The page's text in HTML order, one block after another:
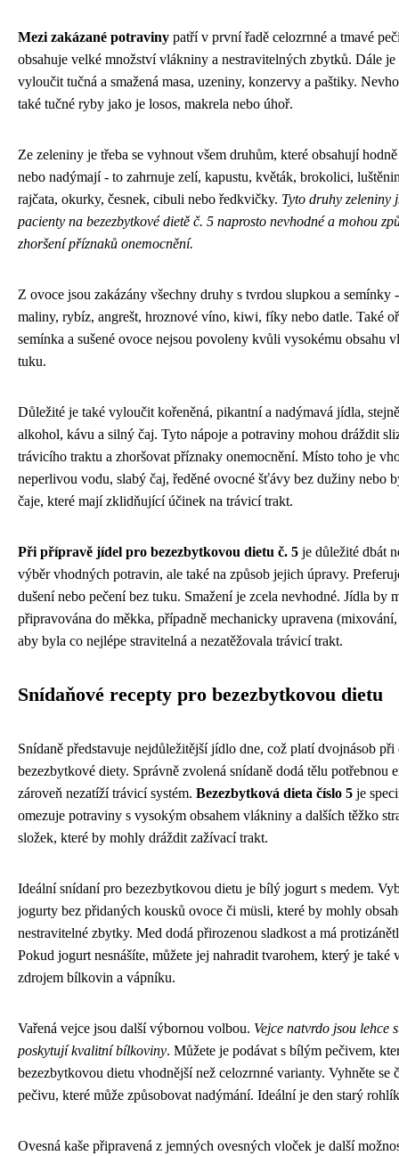
Mezi zakázané potraviny patří v první řadě celozrnné a tmavé
obsahuje velké množství vlákniny a nestravitelných zbytků. Dále je
vyloučit tučná a smažená masa, uzeniny, konzervy a paštiky.
také tučné ryby jako je losos, makrela nebo úhoř.
Ze zeleniny je třeba se vyhnout všem druhům, které obsahují
nebo nadýmají - to zahrnuje zelí, kapustu, květák, brokolici,
rajčata, okurky, česnek, cibuli nebo ředkvičky. Tyto druhy zeleniny
pacienty na bezezbytkové dietě č. 5 naprosto nevhodné a mohou
zhoršení příznaků onemocnění.
Z ovoce jsou zakázány všechny druhy s tvrdou slupkou a semínky
maliny, rybíz, angrešt, hroznové víno, kiwi, fíky nebo datle. Také
semínka a sušené ovoce nejsou povoleny kvůli vysokému obsahu
tuku.
Důležité je také vyloučit kořeněná, pikantní a nadýmavá jídla,
alkohol, kávu a silný čaj. Tyto nápoje a potraviny mohou dráždit
trávicího traktu a zhoršovat příznaky onemocnění. Místo toho je
neperlivou vodu, slabý čaj, ředěné ovocné šťávy bez dužiny nebo
čaje, které mají zklidňující účinek na trávicí trakt.
Při přípravě jídel pro bezezbytkovou dietu č. 5 je důležité dbát
výběr vhodných potravin, ale také na způsob jejich úpravy.
dušení nebo pečení bez tuku. Smažení je zcela nevhodné. Jídla by
připravována do měkka, případně mechanicky upravena
aby byla co nejlépe stravitelná a nezatěžovala trávicí trakt.
Snídaňové recepty pro bezezbytkovou dietu
Snídaně představuje nejdůležitější jídlo dne, což platí dvojnásob
bezezbytkové diety. Správně zvolená snídaně dodá tělu potřebnou
zároveň nezatíží trávicí systém. Bezezbytková dieta číslo 5 je
omezuje potraviny s vysokým obsahem vlákniny a dalších těžko
složek, které by mohly dráždit zažívací trakt.
Ideální snídaní pro bezezbytkovou dietu je bílý jogurt s medem.
jogurty bez přidaných kousků ovoce či müsli, které by mohly
nestravitelné zbytky. Med dodá přirozenou sladkost a má
Pokud jogurt nesnášíte, můžete jej nahradit tvarohem, který je také
zdrojem bílkovin a vápníku.
Vařená vejce jsou další výbornou volbou. Vejce natvrdo jsou lehce
poskytují kvalitní bílkoviny. Můžete je podávat s bílým pečivem,
bezezbytkovou dietu vhodnější než celozrnné varianty. Vyhněte se
pečivu, které může způsobovat nadýmání. Ideální je den starý
Ovesná kaše připravená z jemných ovesných vloček je další